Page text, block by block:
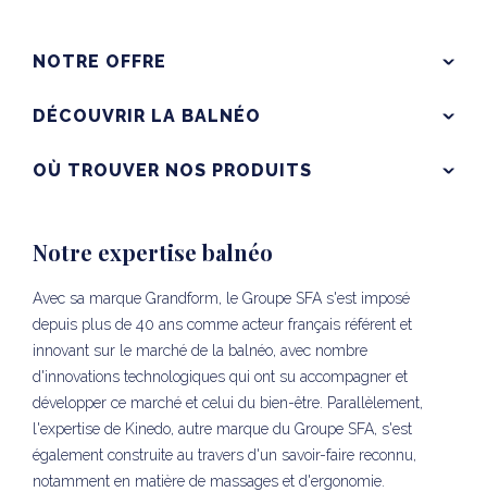
NOTRE OFFRE
DÉCOUVRIR LA BALNÉO
OÙ TROUVER NOS PRODUITS
Notre expertise balnéo
Avec sa marque Grandform, le Groupe SFA s'est imposé
depuis plus de 40 ans comme acteur français référent et
innovant sur le marché de la balnéo, avec nombre
d'innovations technologiques qui ont su accompagner et
développer ce marché et celui du bien-être. Parallèlement,
l'expertise de Kinedo, autre marque du Groupe SFA, s'est
également construite au travers d'un savoir-faire reconnu,
notamment en matière de massages et d'ergonomie.